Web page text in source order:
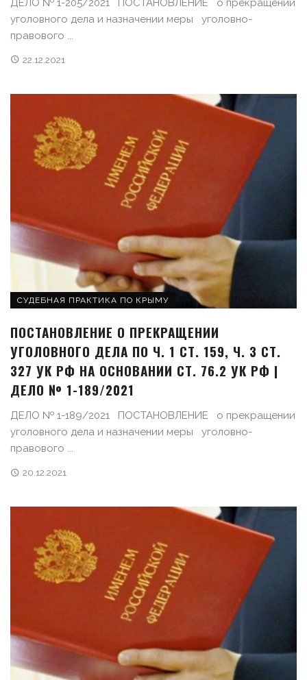
уголовного дела и назначении меры уголовно-
правового ...
22.12.2021
СУДЕБНАЯ ПРАКТИКА ПО КРЫМУ
ПОСТАНОВЛЕНИЕ О ПРЕКРАЩЕНИИ
УГОЛОВНОГО ДЕЛА ПО Ч. 1 СТ. 159, Ч. 3 СТ.
327 УК РФ НА ОСНОВАНИИ СТ. 76.2 УК РФ |
ДЕЛО № 1-189/2021
ДЕЛО № 1-189/2021 ПОСТАНОВЛЕНИЕ о прекращении
уголовного дела и назначении меры уголовно-
правового ...
20.12.2021